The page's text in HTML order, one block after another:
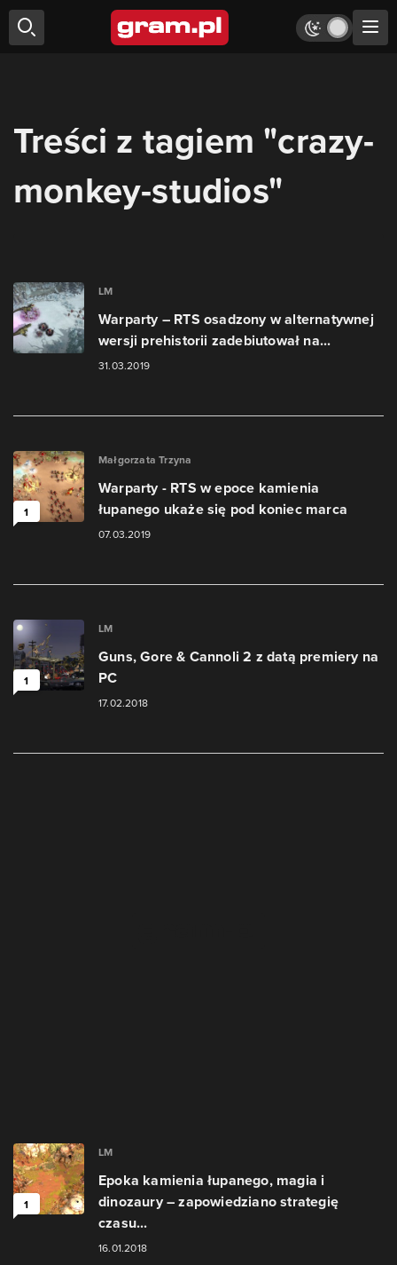
Treści z tagiem "crazy-
monkey-studios"
LM
Warparty – RTS osadzony w alternatywnej
wersji prehistorii zadebiutował na...
31.03.2019
1
Małgorzata Trzyna
Warparty - RTS w epoce kamienia
łupanego ukaże się pod koniec marca
07.03.2019
1
LM
Guns, Gore & Cannoli 2 z datą premiery na
PC
17.02.2018
1
LM
Epoka kamienia łupanego, magia i
dinozaury – zapowiedziano strategię
czasu...
16.01.2018